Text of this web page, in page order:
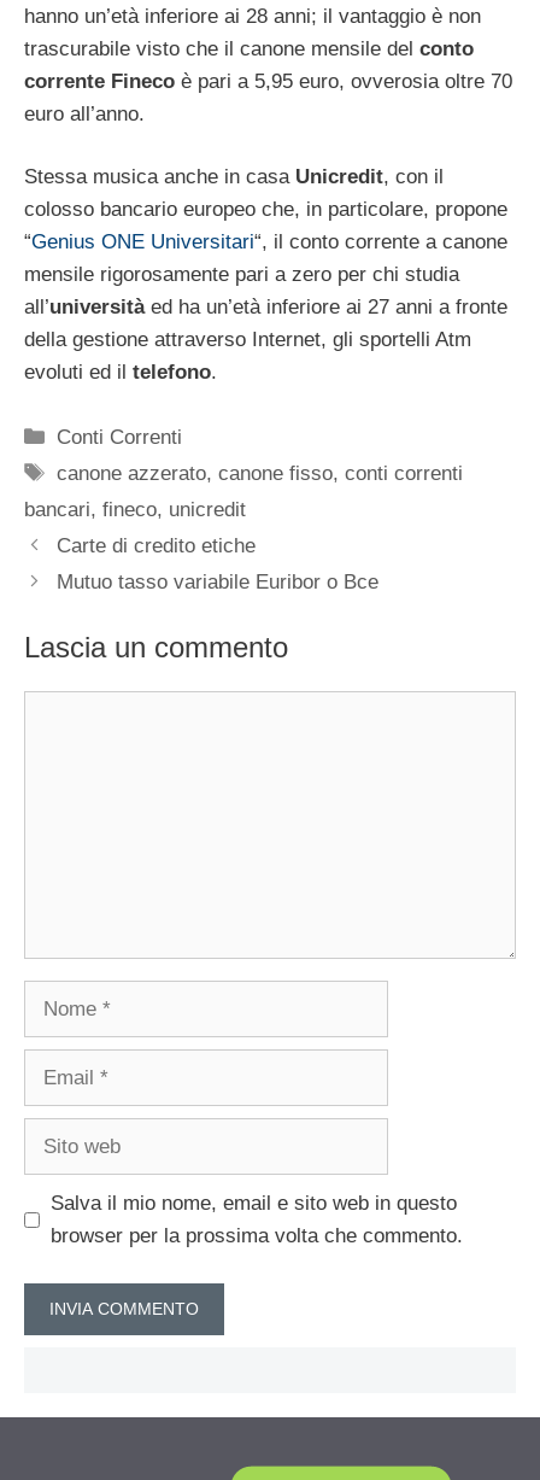
hanno un’età inferiore ai 28 anni; il vantaggio è non
trascurabile visto che il canone mensile del conto
corrente Fineco è pari a 5,95 euro, ovverosia oltre 70
euro all’anno.
Stessa musica anche in casa Unicredit, con il
colosso bancario europeo che, in particolare, propone
“Genius ONE Universitari“, il conto corrente a canone
mensile rigorosamente pari a zero per chi studia
all’universitàed ha un’età inferiore ai 27 anni a fronte
della gestione attraverso Internet, gli sportelli Atm
evoluti ed il telefono.
Categorie
Conti Correnti
Tag
canone azzerato,canone fisso,conti correnti
bancari, fineco, unicredit
Carte di credito etiche
Mutuo tasso variabile Euribor o Bce
Lascia un commento
Nome
Email
Sito
Salva il mio nome, email e sito web in questo
browser per la prossima volta che commento.